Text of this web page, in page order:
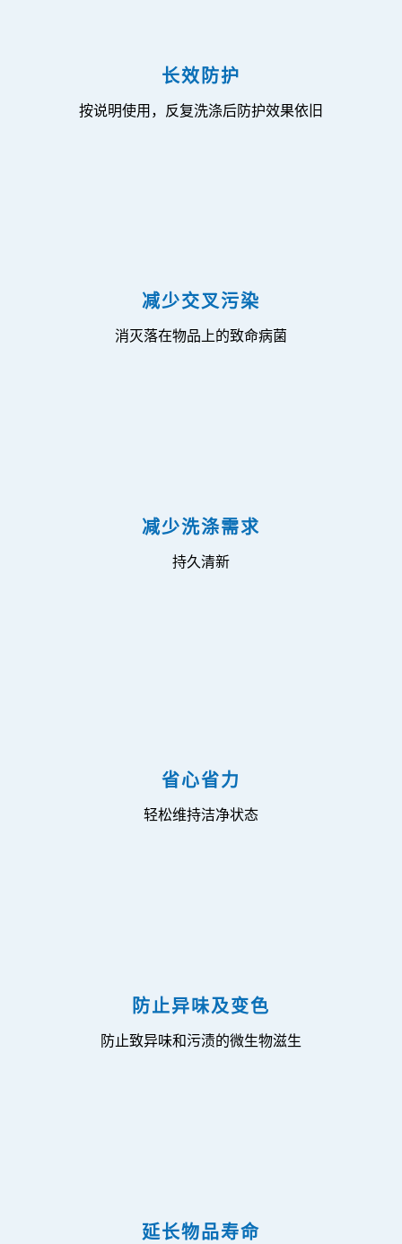
长效防护
按说明使用，反复洗涤后防护效果依旧
减少交叉污染
消灭落在物品上的致命病菌
减少洗涤需求
持久清新
省心省力
轻松维持洁净状态
防止异味及变色
防止致异味和污渍的微生物滋生
延长物品寿命